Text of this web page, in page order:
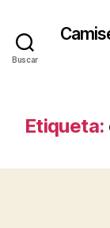
Buscar
Etiqueta: